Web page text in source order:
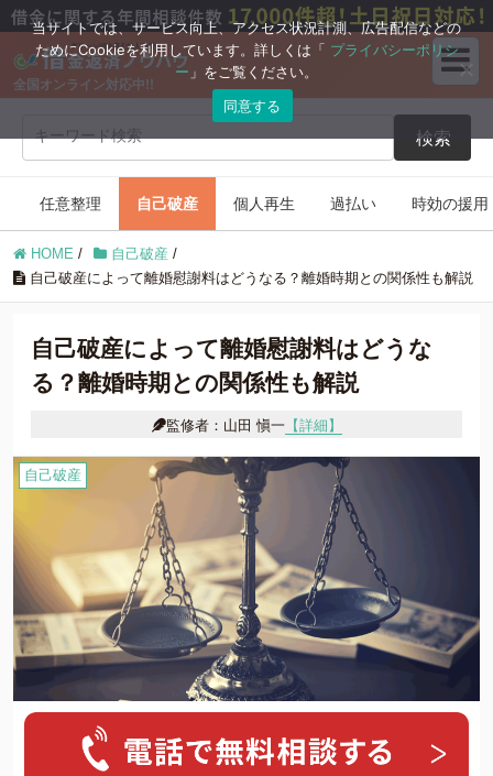
全国オンライン対応中!!
検索
ブログコンテンツ
任意整理
時効の援用 住宅ローン
借金返済の知識
任意整理 自己破産 個人再生 過払い 時効の援用
HOME / 自己破産 /
自己破産によって離婚慰謝料はどうなる？離婚時期との関係性も解説
自己破産によって離婚慰謝料はどうな
る？離婚時期との関係性も解説
監修者：山田 愼一【詳細】
自己破産
当サイトでは、サービス向上、アクセス状況計測、広告配信などの
ためにCookieを利用しています。詳しくは「 プライバシーポリシ
ー 」をご覧ください。
同意する